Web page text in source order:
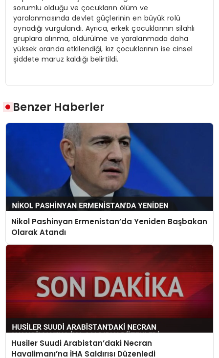
sorumlu olduğu ve çocukların ölüm ve
yaralanmasında devlet güçlerinin en büyük rolü
oynadığı vurgulandı. Ayrıca, erkek çocuklarının silahlı
gruplara alınma, öldürülme ve yaralanmada daha
yüksek oranda etkilendiği, kız çocuklarının ise cinsel
şiddete maruz kaldığı belirtildi.
Benzer Haberler
Nikol Pashinyan Ermenistan’da Yeniden Başbakan
Olarak Atandı
Husiler Suudi Arabistan’daki Necran
Havalimanı’na İHA Saldırısı Düzenledi